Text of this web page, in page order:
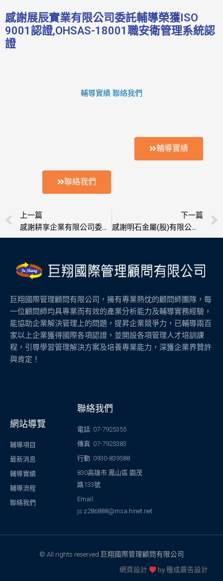
感謝展辰實業有限公司委託輔導榮獲ISO
9001認證,OHSAS-18001職安衛管理系統認
證
輔導實績 聯絡我們
輔導實績
聯絡我們
上一頁
上一篇
感謝耕享企業有限公司委託輔導榮獲ISO 9001認證
下一篇
感謝明石金屬(股)有限公司委託輔導榮獲ISO 9001認證,ISO-14001環境管理系統認證
巨翔國際管理顧問有限公司，擁有專業熱忱的顧問師團隊，每
一位顧問師均具專業而有效的產業分析能力及輔導實務經驗，
能協助企業解決管理上的問題，提昇企業競爭力，已輔導兩百
家以上企業獲得國際各項認證，並開設各項管理人才培訓課
程，引導學習管理解決方案及培養專業能力，深獲企業界贊許
與肯定！
網站導覽
輔導項目
最新消息
輔導實績
輔導流程
聯絡我們
聯絡我們
電話: 07-7925355
傳真: 07-7925383
行動: 0930-839588
830高雄市 鳳山區 園茂
路133號
Email:
js.z286888@msa.hinet.net
© All rights reserved 巨翔國際管理顧問有限公司
網頁設計
by種成廣告設計